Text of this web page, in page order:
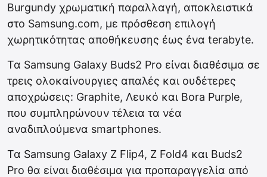
Burgundy χρωματική παραλλαγή, αποκλειστικά
στο Samsung.com, με πρόσθεση επιλογή
χωρητικότητας αποθήκευσης έως ένα terabyte.
Τα Samsung Galaxy Buds2 Pro είναι διαθέσιμα σε
τρεις ολοκαίνουργιες απαλές και ουδέτερες
αποχρώσεις: Graphite, Λευκό και Bora Purple,
που συμπληρώνουν τέλεια τα νέα
αναδιπλούμενα smartphones.
Τα Samsung Galaxy Z Flip4, Z Fold4 και Buds2
Pro θα είναι διαθέσιμα για προπαραγγελία από